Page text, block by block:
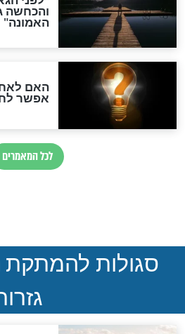
חדשות
הותר
נהרגו בדרום
במרתפי
הנדיר של